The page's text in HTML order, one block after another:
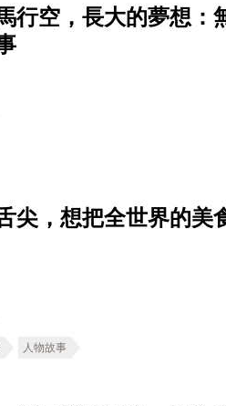
行空，長大的夢想
尖，想把全世界的
人物故事